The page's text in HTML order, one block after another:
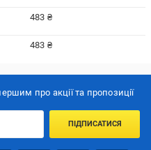
483 ₴
483 ₴
про акції та пропозиції
ПІДПИСАТИСЯ